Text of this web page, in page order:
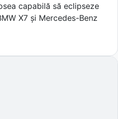
capabilă să eclipseze
X7 și Mercedes-Benz